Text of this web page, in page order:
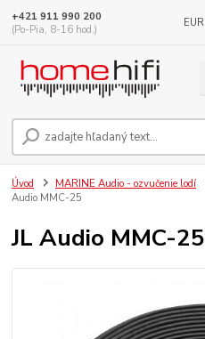
EUR
+421 911 990 200
(Po-Pia, 8-16 hod.)
Úvod MARINE Audio - ozvučenie lodí
Audio MMC-25
JL Audio MMC-25